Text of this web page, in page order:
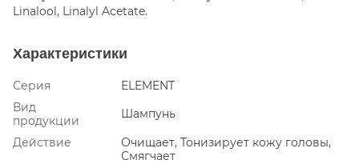
Linalool, Linalyl Acetate.
Характеристики
Серия
ELEMENT
Вид
продукции
Шампунь
Действие
Очищает, Тонизирует кожу головы,
Смягчает